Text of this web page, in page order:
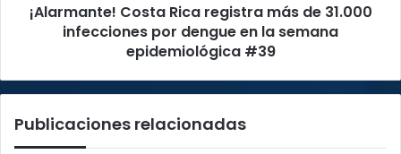
dengue
epidemiológica
¡Alarmante! Costa Rica registra más de 31.000
infecciones por dengue en la semana
epidemiológica #39
Publicaciones relacionadas